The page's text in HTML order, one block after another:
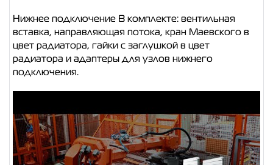
Нижнее подключение В комплекте: вентильная
вставка, направляющая потока, кран Маевского в
цвет радиатора, гайки с заглушкой в цвет
радиатора и адаптеры для узлов нижнего
подключения.